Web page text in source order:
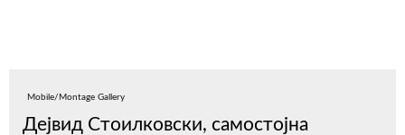
Mobile/Montage Gallery
Дејвид Стоилковски, самостојна